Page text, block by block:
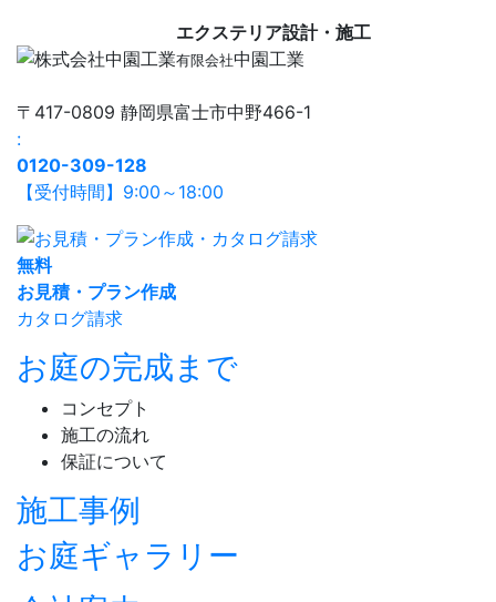
エクステリア設計・施工
有限会社中園工業
〒417-0809 静岡県富士市中野466-1
:
0120-309-128
【受付時間】9:00～18:00
無料
お見積・プラン作成
カタログ請求
お庭の完成まで
コンセプト
施工の流れ
保証について
施工事例
お庭ギャラリー